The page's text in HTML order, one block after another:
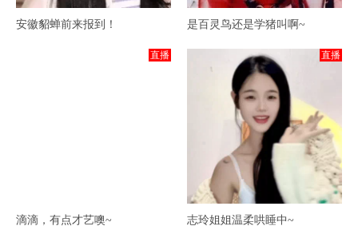
安徽貂蝉前来报到！ 是百灵鸟还是学猪叫啊~
直播
滴滴，有点才艺噢~
直播
志玲姐姐温柔哄睡中~